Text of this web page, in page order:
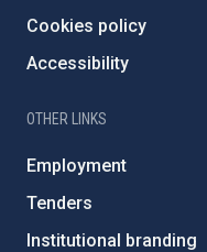
Cookies policy
Accessibility
OTHER LINKS
Employment
Tenders
Institutional branding